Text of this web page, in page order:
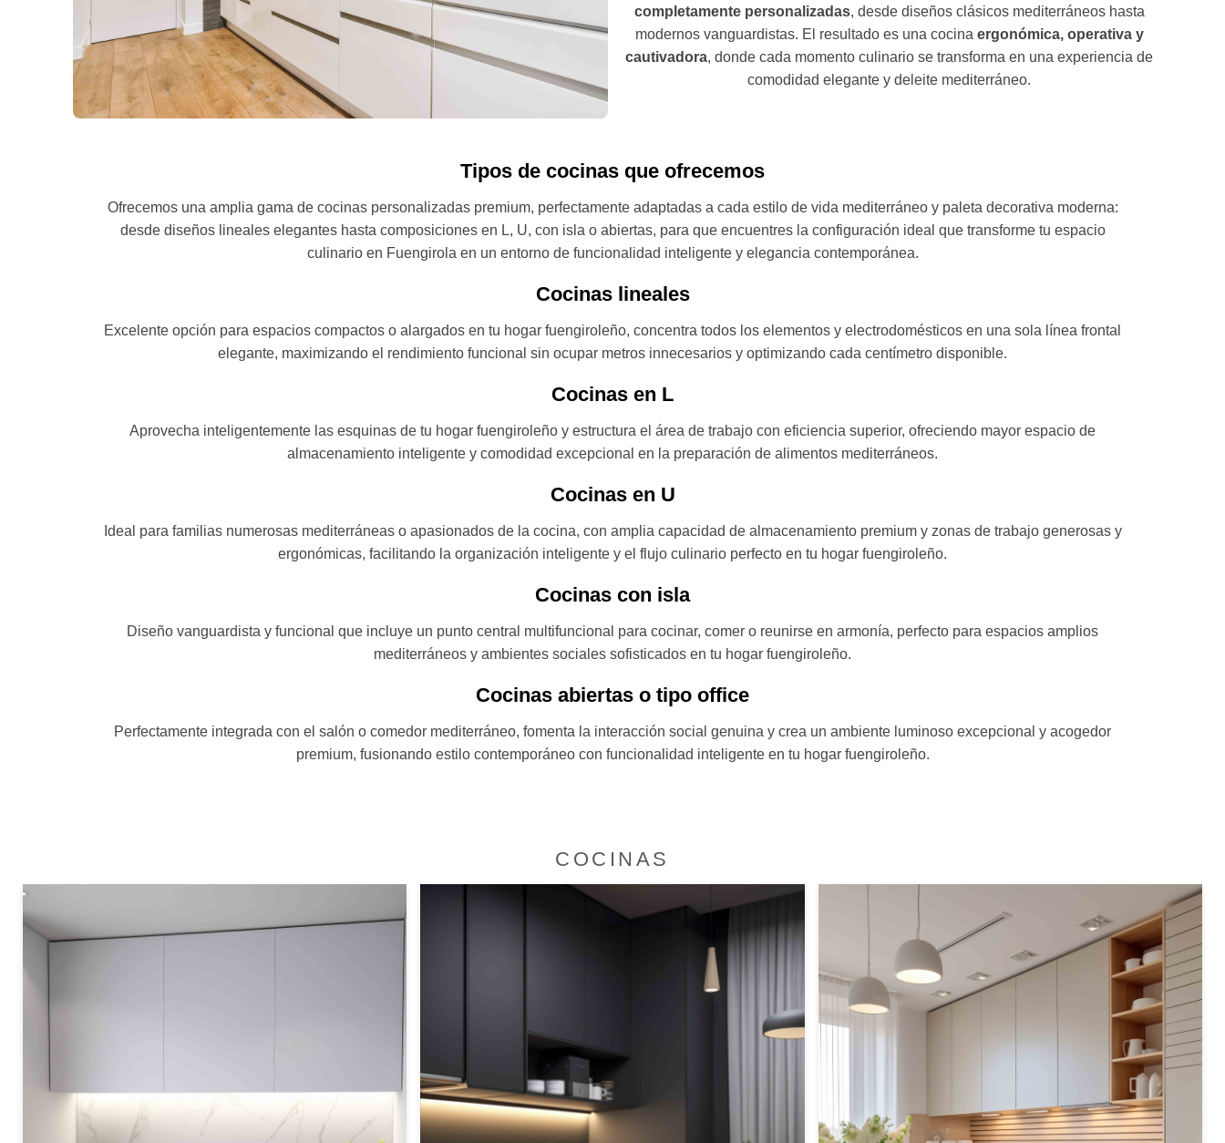
completamente personalizadas, desde diseños clásicos mediterráneos hasta
modernos vanguardistas. El resultado es una cocina ergonómica, operativa y
cautivadora, donde cada momento culinario se transforma en una experiencia de
comodidad elegante y deleite mediterráneo.
Tipos de cocinas que ofrecemos
Ofrecemos una amplia gama de cocinas personalizadas premium, perfectamente adaptadas a cada estilo de vida mediterráneo y paleta decorativa moderna:
desde diseños lineales elegantes hasta composiciones en L, U, con isla o abiertas, para que encuentres la configuración ideal que transforme tu espacio
culinario en Fuengirola en un entorno de funcionalidad inteligente y elegancia contemporánea.
Cocinas lineales
Excelente opción para espacios compactos o alargados en tu hogar fuengiroleño, concentra todos los elementos y electrodomésticos en una sola línea frontal
elegante, maximizando el rendimiento funcional sin ocupar metros innecesarios y optimizando cada centímetro disponible.
Cocinas en L
Aprovecha inteligentemente las esquinas de tu hogar fuengiroleño y estructura el área de trabajo con eficiencia superior, ofreciendo mayor espacio de
almacenamiento inteligente y comodidad excepcional en la preparación de alimentos mediterráneos.
Cocinas en U
Ideal para familias numerosas mediterráneas o apasionados de la cocina, con amplia capacidad de almacenamiento premium y zonas de trabajo generosas y
ergonómicas, facilitando la organización inteligente y el flujo culinario perfecto en tu hogar fuengiroleño.
Cocinas con isla
Diseño vanguardista y funcional que incluye un punto central multifuncional para cocinar, comer o reunirse en armonía, perfecto para espacios amplios
mediterráneos y ambientes sociales sofisticados en tu hogar fuengiroleño.
Cocinas abiertas o tipo office
Perfectamente integrada con el salón o comedor mediterráneo, fomenta la interacción social genuina y crea un ambiente luminoso excepcional y acogedor
premium, fusionando estilo contemporáneo con funcionalidad inteligente en tu hogar fuengiroleño.
COCINAS